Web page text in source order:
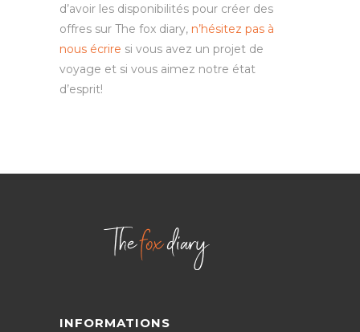
d’avoir les disponibilités pour créer des
offres sur The fox diary, n’hésitez pas à
nous écrire si vous avez un projet de
voyage et si vous aimez notre état
d’esprit!
INFORMATIONS